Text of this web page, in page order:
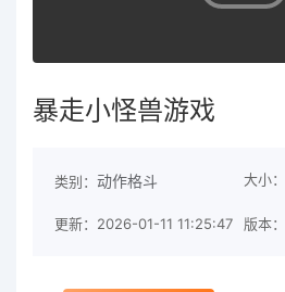
暴走小怪兽游戏
类别： 动作格斗 大小
更新：2026-01-11 11:25:47 版本